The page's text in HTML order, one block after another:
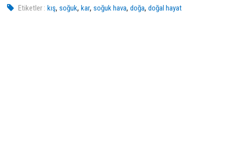
Etiketler : kış,soğuk,kar,soğuk hava,doğa,doğal hayat